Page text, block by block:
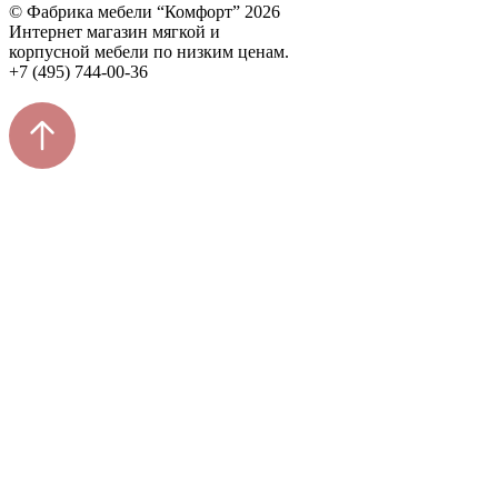
© Фабрика мебели “Комфорт” 2026
Интернет магазин мягкой и
корпусной мебели по низким ценам.
+7 (495) 744-00-36